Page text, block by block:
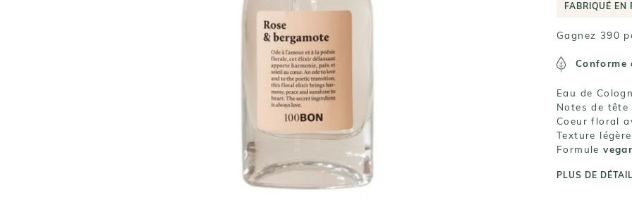
FABRIQUÉ EN
Gagnez 390
Eau de
Notes de tête
Coeur floral
Texture
Formule
PLUS DE